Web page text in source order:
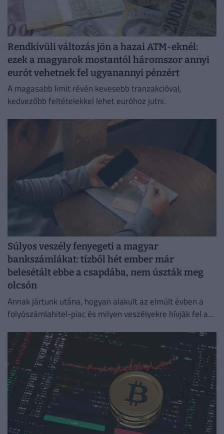
Rendkívüli változás jön a hazai ATM-eknél:
ezek a magyarok mostantól háromszor annyi
eurót vehetnek fel ugyanannyi pénzért
A magasabb limit révén kevesebb tranzakcióval,
kedvezőbb feltételekkel lehet euróhoz jutni.
Súlyos veszély fenyegeti a magyar
bankszámlákat: tízből hét ember már
belesétált ebbe a csapdába, nem úszták meg
olcsón
Annak jártunk utána, hogyan alakult az elmúlt évben a
folyószámlahitel-piac és milyen veszélyekre hívják fel a